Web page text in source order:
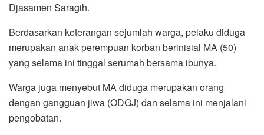
Djasamen Saragih.
Berdasarkan keterangan sejumlah warga, pelaku diduga
merupakan anak perempuan korban berinisial MA (50)
yang selama ini tinggal serumah bersama ibunya.
Warga juga menyebut MA diduga merupakan orang
dengan gangguan jiwa (ODGJ) dan selama ini menjalani
pengobatan.